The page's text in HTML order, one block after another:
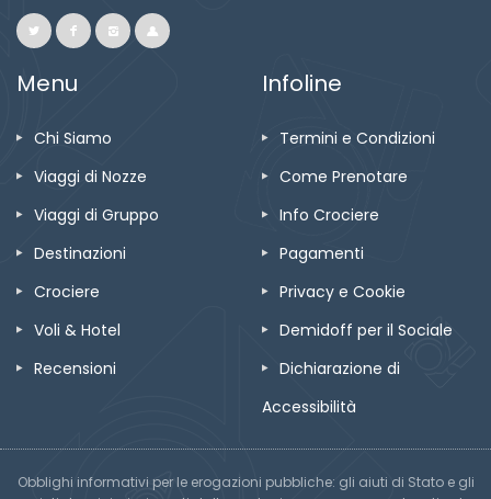
Menu
Chi Siamo
Viaggi di Nozze
Viaggi di Gruppo
Destinazioni
Crociere
Voli & Hotel
Recensioni
Infoline
Termini e Condizioni
Come Prenotare
Info Crociere
Pagamenti
Privacy e Cookie
Demidoff per il Sociale
Dichiarazione di
Accessibilità
Obblighi informativi per le erogazioni pubbliche: gli aiuti di Stato e gli